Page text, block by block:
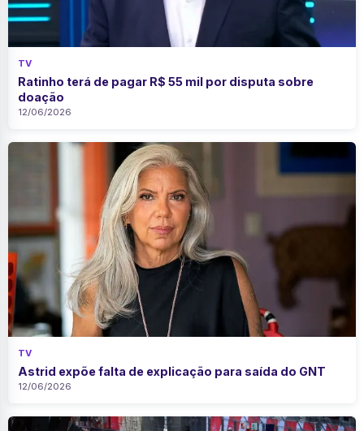
TV
Ratinho terá de pagar R$ 55 mil por disputa sobre
doação
12/06/2026
TV
Astrid expõe falta de explicação para saída do GNT
12/06/2026